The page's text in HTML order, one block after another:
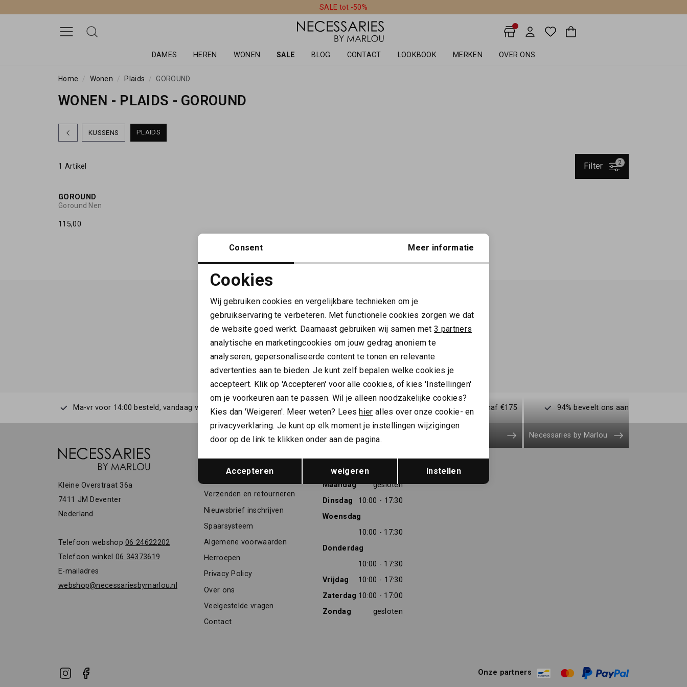
SALE tot -50%
DAMES HEREN WONEN SALE BLOG CONTACT LOOKBOOK MERKEN OVER ONS
Home Wonen Plaids GOROUND
WONEN - PLAIDS - GOROUND
KUSSENS PLAIDS
1 Artikel 2
Filter
GOROUND
Goround Nen
115,00
ALTIJD ALS EERSTE OP DE HOOGTE ZIJN?
Schrijf je in en ontvang 10% korting op je 1e bestelling
AANMELDEN
Hoe we met je data omgaan? Bekijk dit in onze
privacyverklaring.
Ma-vr voor 14:00 besteld, vandaag verstuurd Meld je aan voor de nieuwsbrief Gratis verzenden vanaf €175 94% beveelt ons aan
Kleine Overstraat 36a
7411 JM Deventer
Nederland
Telefoon webshop06 24622202
Telefoon winkel 06 34373619
E-mailadres
webshop@necessariesbymarlou.nl
KLANTENSERVICE
Verzenden en retourneren
Nieuwsbrief inschrijven
Spaarsysteem
Algemene voorwaarden
Herroepen
Privacy Policy
Over ons
Veelgestelde vragen
Contact
OPENINGSTIJDEN
Maandag
gesloten
Dinsdag
10:00 - 17:30
Woensdag
10:00 - 17:30
Donderdag
10:00 - 17:30
Vrijdag
10:00 - 17:30
Zaterdag 10:00 - 17:00
Zondag
gesloten
Necessaries by Marlou
Onze partners
Noodzakelijke cookies
Analytische cookies Marketing cookies
Terug Opslaan
Consent Meer informatie
Cookies
Wij gebruiken cookies en vergelijkbare technieken om je
gebruikservaring te verbeteren. Met functionele cookies zorgen we dat
de website goed werkt. Daarnaast gebruiken wij samen met3 partners
analytische en marketingcookies om jouw gedrag anoniem te
analyseren, gepersonaliseerde content te tonen en relevante
advertenties aan te bieden. Je kunt zelf bepalen welke cookies je
accepteert. Klik op 'Accepteren' voor alle cookies, of kies 'Instellingen'
om je voorkeuren aan te passen. Wil je alleen noodzakelijke cookies?
Kies dan 'Weigeren'. Meer weten? Leeshier alles over onze cookie- en
privacyverklaring. Je kunt op elk moment je instellingen wijzigingen
door op de link te klikken onder aan de pagina.
Accepteren weigeren Instellen